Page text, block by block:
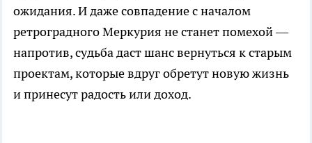
ожидания. И даже совпадение с началом
ретроградного Меркурия не станет помехой —
напротив, судьба даст шанс вернуться к старым
проектам, которые вдруг обретут новую жизнь
и принесут радость или доход.